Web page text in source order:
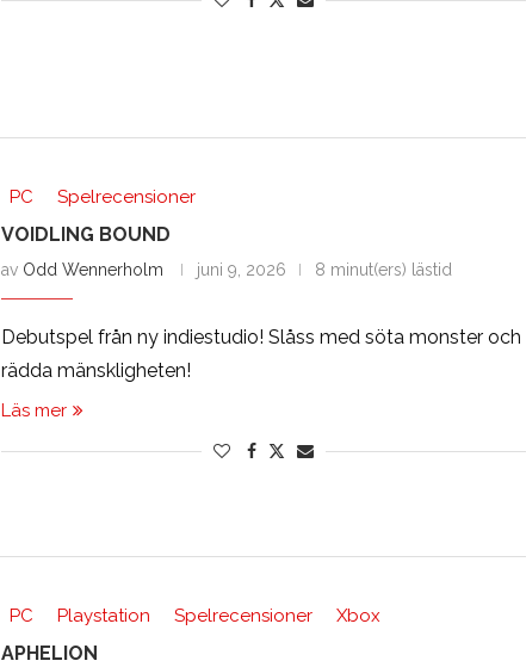
PC Spelrecensioner
VOIDLING BOUND
av Odd Wennerholm juni 9, 2026 8 minut(ers) lästid
Debutspel från ny indiestudio! Slåss med söta monster och
rädda mänskligheten!
Läs mer
PC Playstation Spelrecensioner Xbox
APHELION